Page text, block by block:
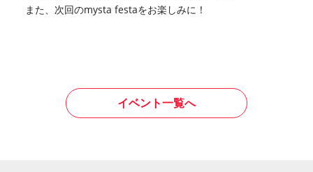
また、次回のmysta festaをお楽しみに！
イベント一覧へ